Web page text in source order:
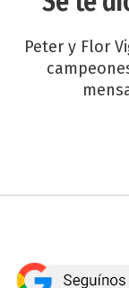
Peter y Flor